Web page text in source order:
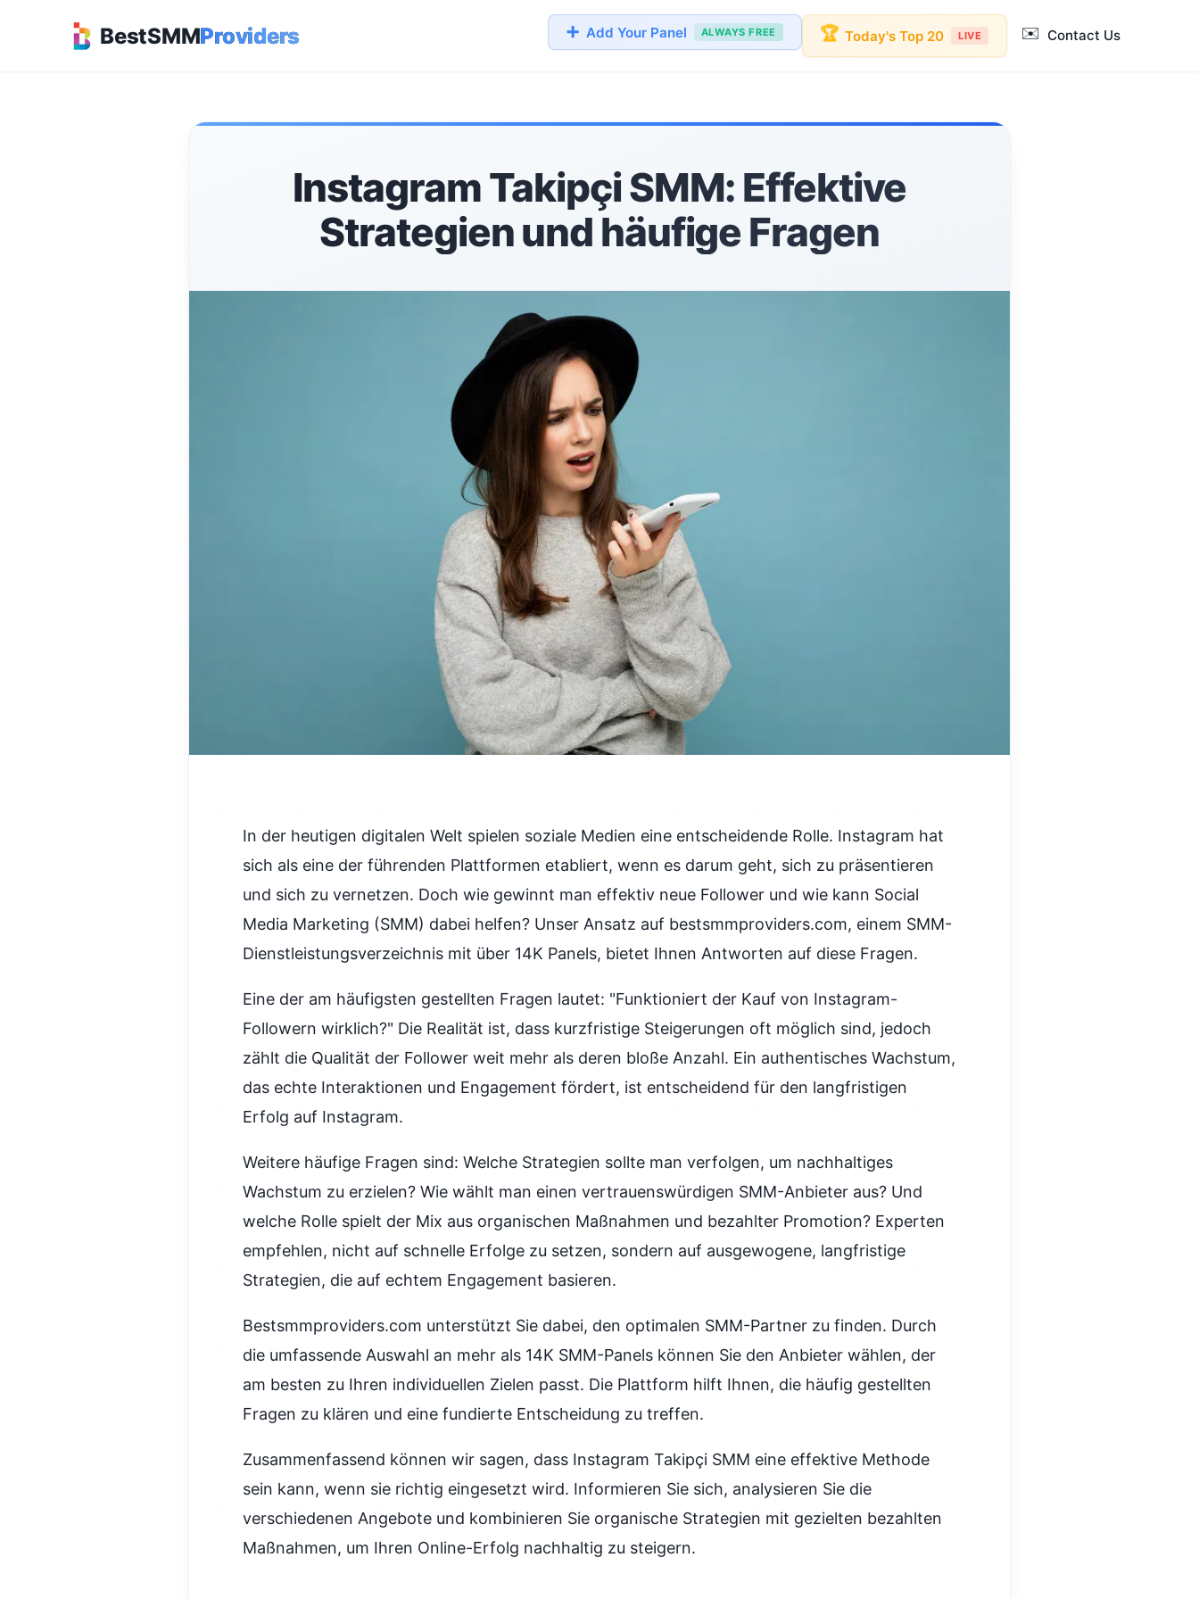
BestSMMProviders ➕ Add Your Panel ALWAYS FREE 🏆 Today's Top 20 LIVE ✉️ Contact Us
Instagram Takipçi SMM: Effektive
Strategien und häufige Fragen
In der heutigen digitalen Welt spielen soziale Medien eine entscheidende Rolle. Instagram hat
sich als eine der führenden Plattformen etabliert, wenn es darum geht, sich zu präsentieren
und sich zu vernetzen. Doch wie gewinnt man effektiv neue Follower und wie kann Social
Media Marketing (SMM) dabei helfen? Unser Ansatz auf bestsmmproviders.com, einem SMM-
Dienstleistungsverzeichnis mit über 14K Panels, bietet Ihnen Antworten auf diese Fragen.
Eine der am häufigsten gestellten Fragen lautet: "Funktioniert der Kauf von Instagram-
Followern wirklich?" Die Realität ist, dass kurzfristige Steigerungen oft möglich sind, jedoch
zählt die Qualität der Follower weit mehr als deren bloße Anzahl. Ein authentisches Wachstum,
das echte Interaktionen und Engagement fördert, ist entscheidend für den langfristigen
Erfolg auf Instagram.
Weitere häufige Fragen sind: Welche Strategien sollte man verfolgen, um nachhaltiges
Wachstum zu erzielen? Wie wählt man einen vertrauenswürdigen SMM-Anbieter aus? Und
welche Rolle spielt der Mix aus organischen Maßnahmen und bezahlter Promotion? Experten
empfehlen, nicht auf schnelle Erfolge zu setzen, sondern auf ausgewogene, langfristige
Strategien, die auf echtem Engagement basieren.
Bestsmmproviders.com unterstützt Sie dabei, den optimalen SMM-Partner zu finden. Durch
die umfassende Auswahl an mehr als 14K SMM-Panels können Sie den Anbieter wählen, der
am besten zu Ihren individuellen Zielen passt. Die Plattform hilft Ihnen, die häufig gestellten
Fragen zu klären und eine fundierte Entscheidung zu treffen.
Zusammenfassend können wir sagen, dass Instagram Takipçi SMM eine effektive Methode
sein kann, wenn sie richtig eingesetzt wird. Informieren Sie sich, analysieren Sie die
verschiedenen Angebote und kombinieren Sie organische Strategien mit gezielten bezahlten
Maßnahmen, um Ihren Online-Erfolg nachhaltig zu steigern.